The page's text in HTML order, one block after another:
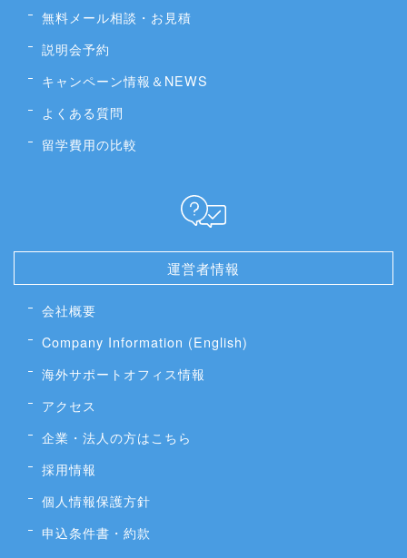
無料メール相談・お見積
説明会予約
キャンペーン情報＆NEWS
よくある質問
留学費用の比較
運営者情報
会社概要
Company Information (English)
海外サポートオフィス情報
アクセス
企業・法人の方はこちら
採用情報
個人情報保護方針
申込条件書・約款